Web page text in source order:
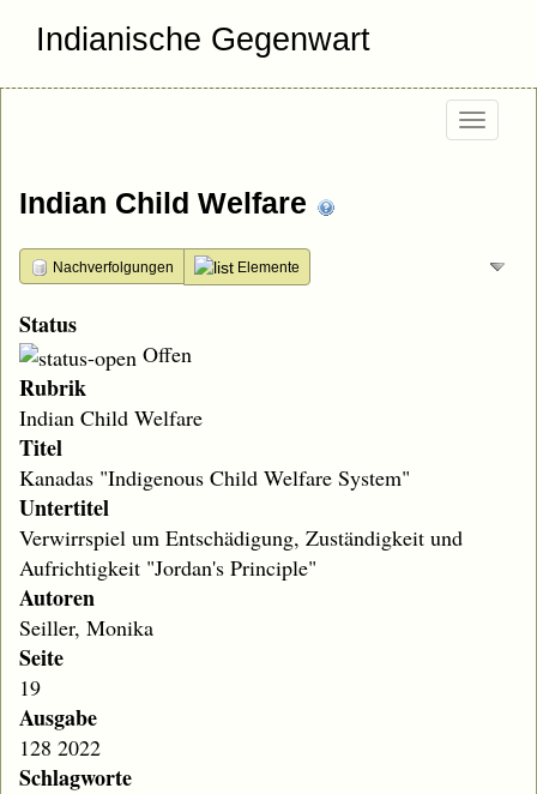
Indianische Gegenwart
Indian Child Welfare
Nachverfolgungen Elemente
Status
Offen
Rubrik
Indian Child Welfare
Titel
Kanadas "Indigenous Child Welfare System"
Untertitel
Verwirrspiel um Entschädigung, Zuständigkeit und
Aufrichtigkeit "Jordan's Principle"
Autoren
Seiller, Monika
Seite
19
Ausgabe
128 2022
Schlagworte